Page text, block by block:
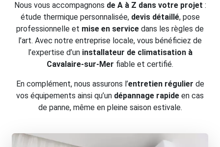
Nous vous accompagnons de A à Z dans votre projet :
étude thermique personnalisée, devis détaillé, pose
professionnelle et mise en service dans les règles de
l’art. Avec notre entreprise locale, vous bénéficiez de
l’expertise d’un installateur de climatisation à
Cavalaire-sur-Mer fiable et certifié.
En complément, nous assurons l’entretien régulier de
vos équipements ainsi qu’un dépannage rapide en cas
de panne, même en pleine saison estivale.